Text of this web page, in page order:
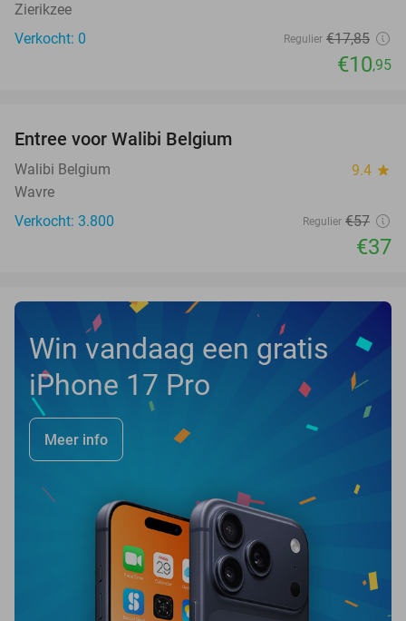
Zierikzee
Verkocht: 0
Regulier €17,85
€10,95
Entree voor Walibi Belgium
Walibi Belgium 9.4 star
Wavre
Verkocht: 3.800
Regulier €57
€37
Win vandaag een gratis
iPhone 17 Pro
Meer info